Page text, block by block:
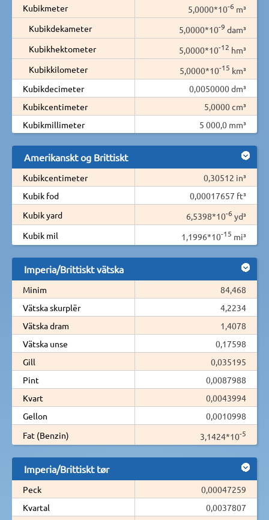
Kubikmeter
5,0000*10-6 m³
Kubikdekameter
5,0000*10-9 dam³
Kubikhektometer
5,0000*10-12 hm³
Kubikkilometer
5,0000*10-15 km³
Kubikdecimeter
0,0050000 dm³
Kubikcentimeter
5,0000 cm³
Kubikmillimeter
5 000,0 mm³
Amerikanskt og Brittiskt
Kubikcentimeter
0,30512 in³
Kubik fod
0,00017657 ft³
Kubik yard
6,5398*10-6 yd³
Kubik mil
1,1996*10-15 mi³
Imperia/Brittiskt vätska
Minim
84,468
Vätska skurplër
4,2234
Vätska dram
1,4078
Vätska unse
0,17598
Gill
0,035195
Pint
0,0087988
Kvart
0,0043994
Gellon
0,0010998
Fat (Benzin)
3,1424*10-5
Imperia/Brittiskt tør
Peck
0,00047259
Kvartal
0,0037807